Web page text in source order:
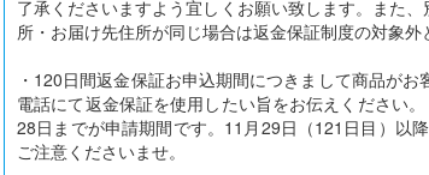
了承くださいますよう宜しくお願い致します。また
所・お届け先住所が同じ場合は返金保証制度の対象外
・120日間返金保証お申込期間につきまして商品が
電話にて返金保証を使用したい旨をお伝えください
28日までが申請期間です。11月29日（121日目）以
ご注意くださいませ。